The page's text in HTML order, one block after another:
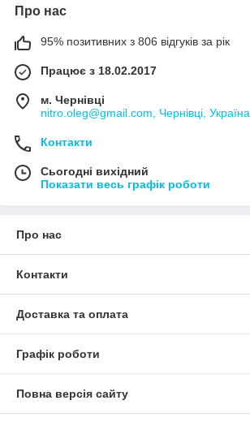
Про нас
95% позитивних з 806 відгуків за рік
Працює з 18.02.2017
м. Чернівці
nitro.oleg@gmail.com, Чернівці, Україна
Контакти
Сьогодні вихідний
Показати весь графік роботи
Про нас
Контакти
Доставка та оплата
Графік роботи
Повна версія сайту